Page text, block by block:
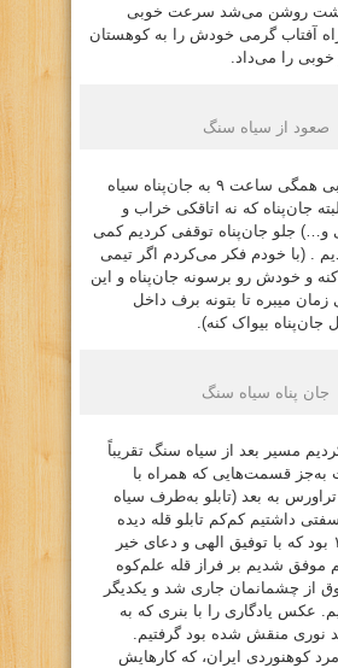
داشت روشن می‌شد سرعت خوبی
آفتاب گرمی خودش را به کوهستان
را می‌داد.
صعود از سیاه سنگ
با زمان بسیار خوبی همگی ساعت ۹ به جان‌پناه سیاه
جان‌پناه که نه اتاقکی خراب و
و…) جلو جان‌پناه توقفی کردیم کمی
. (با خودم فکر می‌کردم اگر تیمی
و خودش رو برسونه جان‌پناه و این
زمان میبره تا بتونه برف داخل
جان‌پناه بیواک کنه).
جان پناه سیاه سنگ
مسیر بعد از سیاه سنگ تقریباً
قسمت‌هایی که همراه با
به بعد (تابلو به‌طرف سیاه
داشتیم کم‌کم تابلو قله دیده
شد. ساعت ۱۱:۱۵ بود که با توفیق الهی و دعای خیر
موفق شدیم بر فراز قله علم‌کوه
از چشمانمان جاری شد و یکدیگر
عکس یادگاری را با بنری که به
نوری منقش شده بود گرفتیم.
کوهنوردی ایران، که کارهایش